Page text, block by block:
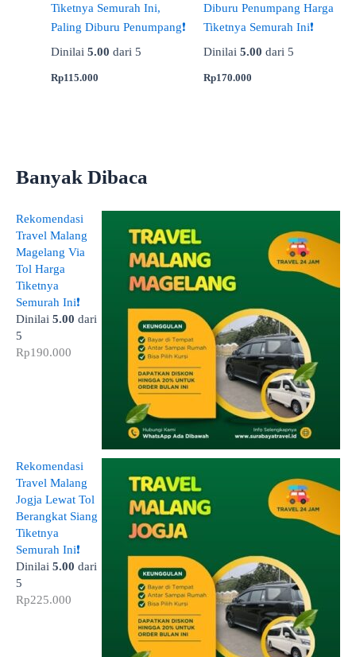
Tiketnya Semurah Ini,
Paling Diburu Penumpang❗
Dinilai 5.00 dari 5
Rp115.000
Diburu Penumpang Harga
Tiketnya Semurah Ini❗
Dinilai 5.00 dari 5
Rp170.000
Banyak Dibaca
Rekomendasi
Travel Malang
Magelang Via
Tol Harga
Tiketnya
Semurah Ini❗
Dinilai 5.00 dari
5
Rp190.000
Rekomendasi
Travel Malang
Jogja Lewat Tol
Berangkat Siang
Tiketnya
Semurah Ini❗
Dinilai 5.00 dari
5
Rp225.000